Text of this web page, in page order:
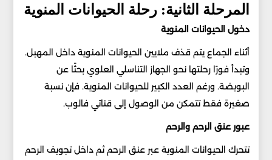
المرحلة الثانية: رحلة الحيوانات المنوية
دخول الحيوانات المنوية
أثناء الجماع يتم قذف ملايين الحيوانات المنوية داخل المهبل.
وتبدأ فورًا رحلتها نحو الجهاز التناسلي العلوي بحثًا عن
البويضة. ورغم العدد الكبير للحيوانات المنوية. فإن نسبة
صغيرة فقط تتمكن من الوصول إلى قناتي فالوب.
عبور عنق الرحم والرحم
تتحرك الحيوانات المنوية عبر عنق الرحم ثم داخل تجويف الرحم